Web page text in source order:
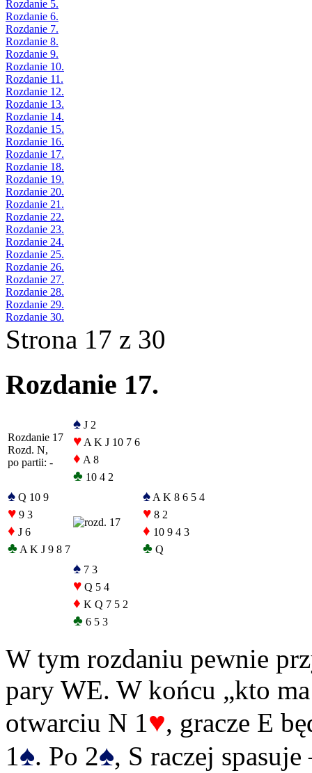
Rozdanie 5.
Rozdanie 6.
Rozdanie 7.
Rozdanie 8.
Rozdanie 9.
Rozdanie 10.
Rozdanie 11.
Rozdanie 12.
Rozdanie 13.
Rozdanie 14.
Rozdanie 15.
Rozdanie 16.
Rozdanie 17.
Rozdanie 18.
Rozdanie 19.
Rozdanie 20.
Rozdanie 21.
Rozdanie 22.
Rozdanie 23.
Rozdanie 24.
Rozdanie 25.
Rozdanie 26.
Rozdanie 27.
Rozdanie 28.
Rozdanie 29.
Rozdanie 30.
Strona 17 z 30
Rozdanie 17.
Rozdanie 17
Rozd. N,
po partii: -
♠ J 2
♥ A K J 10 7 6
♦ A 8
♣ 10 4 2
♠ Q 10 9
♥ 9 3
♦ J 6
♣ A K J 9 8 7
♠ A K 8 6 5 4
♥ 8 2
♦ 10 9 4 3
♣ Q
♠ 7 3
♥ Q 5 4
♦ K Q 7 5 2
♣ 6 5 3
W tym rozdaniu pewnie
pary WE. W końcu „kto
otwarciu N 1♥, gracze E
1♠. Po 2♠, S raczej